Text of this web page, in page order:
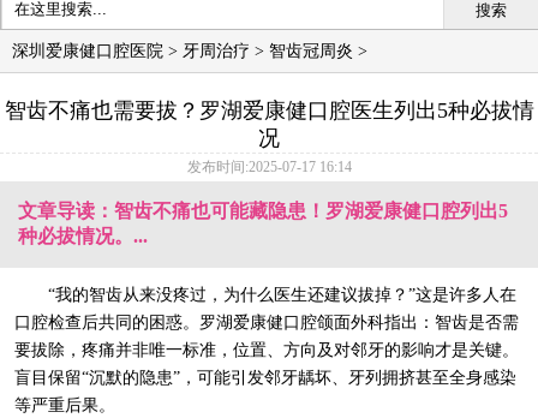
搜索
深圳爱康健口腔医院 > 牙周治疗 > 智齿冠周炎 >
智齿不痛也需要拔？罗湖爱康健口腔医生列出5种必拔情
况
发布时间:2025-07-17 16:14
文章导读：智齿不痛也可能藏隐患！罗湖爱康健口腔列出5
种必拔情况。...
“我的智齿从来没疼过，为什么医生还建议拔掉？”这是许多人在
口腔检查后共同的困惑。罗湖爱康健口腔颌面外科指出：智齿是否需
要拔除，疼痛并非唯一标准，位置、方向及对邻牙的影响才是关键。
盲目保留“沉默的隐患”，可能引发邻牙龋坏、牙列拥挤甚至全身感染
等严重后果。